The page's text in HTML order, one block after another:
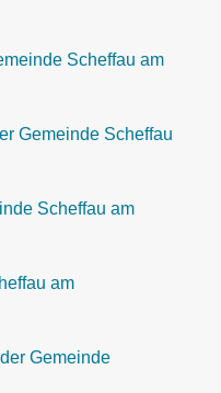
Scheffau am
Gemeinde Scheffau
Scheffau am
am
Gemeinde